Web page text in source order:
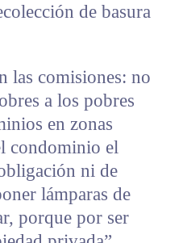
de basura
las comisiones: no
a los pobres
en zonas
condominio el
ni de
lámparas de
porque por ser